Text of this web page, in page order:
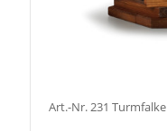
Art.-Nr. 231 Turmfalke